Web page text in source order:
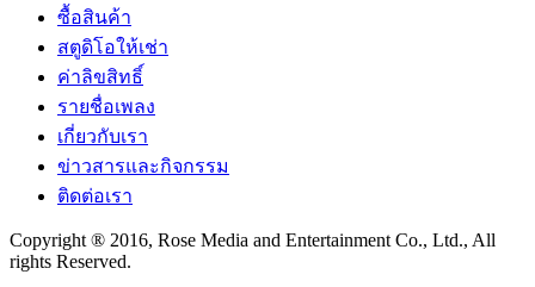
ซื้อสินค้า
สตูดิโอให้เช่า
ค่าลิขสิทธิ์
รายชื่อเพลง
เกี่ยวกับเรา
ข่าวสารและกิจกรรม
ติดต่อเรา
Copyright ® 2016, Rose Media and Entertainment Co., Ltd., All
rights Reserved.